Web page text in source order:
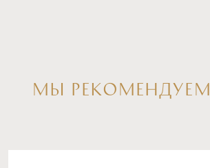
МЫ РЕКОМЕНДУЕМ